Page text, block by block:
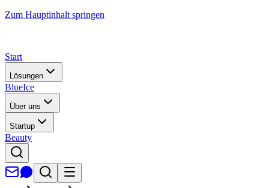
Zum Hauptinhalt springen
Start
Lösungen
BlueIce
Über uns
Startup
Beauty